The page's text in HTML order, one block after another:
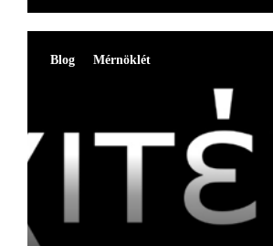
Blog Mérnöklét